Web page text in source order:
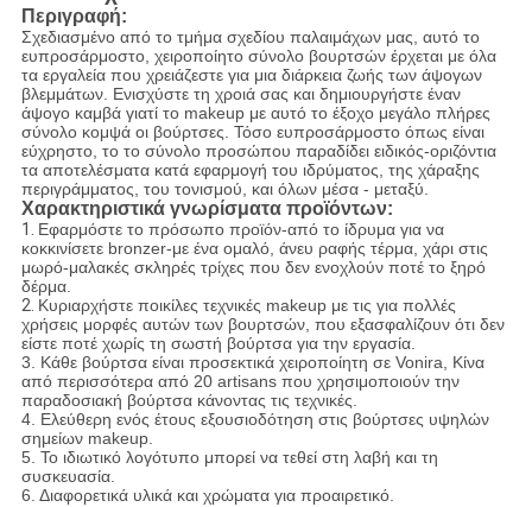
Περιγραφή:
Σχεδιασμένο από το τμήμα σχεδίου παλαιμάχων μας, αυτό το
ευπροσάρμοστο, χειροποίητο σύνολο βουρτσών έρχεται με όλα
τα εργαλεία που χρειάζεστε για μια διάρκεια ζωής των άψογων
βλεμμάτων. Ενισχύστε τη χροιά σας και δημιουργήστε έναν
άψογο καμβά γιατί το makeup με αυτό το έξοχο μεγάλο πλήρες
σύνολο κομψά οι βούρτσες. Τόσο ευπροσάρμοστο όπως είναι
εύχρηστο, το το σύνολο προσώπου παραδίδει ειδικός-οριζόντια
τα αποτελέσματα κατά εφαρμογή του ιδρύματος, της χάραξης
περιγράμματος, του τονισμού, και όλων μέσα - μεταξύ.
Χαρακτηριστικά γνωρίσματα προϊόντων:
1. Εφαρμόστε το πρόσωπο προϊόν-από το ίδρυμα για να
κοκκινίσετε bronzer-με ένα ομαλό, άνευ ραφής τέρμα, χάρι στις
μωρό-μαλακές σκληρές τρίχες που δεν ενοχλούν ποτέ το ξηρό
δέρμα.
2. Κυριαρχήστε ποικίλες τεχνικές makeup με τις για πολλές
χρήσεις μορφές αυτών των βουρτσών, που εξασφαλίζουν ότι δεν
είστε ποτέ χωρίς τη σωστή βούρτσα για την εργασία.
3. Κάθε βούρτσα είναι προσεκτικά χειροποίητη σε Vonira, Κίνα
από περισσότερα από 20 artisans που χρησιμοποιούν την
παραδοσιακή βούρτσα κάνοντας τις τεχνικές.
4. Ελεύθερη ενός έτους εξουσιοδότηση στις βούρτσες υψηλών
σημείων makeup.
5. Το ιδιωτικό λογότυπο μπορεί να τεθεί στη λαβή και τη
συσκευασία.
6. Διαφορετικά υλικά και χρώματα για προαιρετικό.